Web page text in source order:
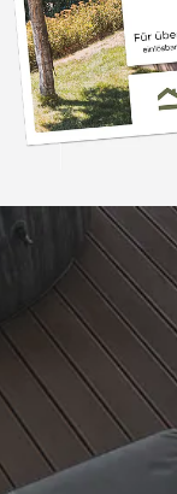
Trusted
25.957